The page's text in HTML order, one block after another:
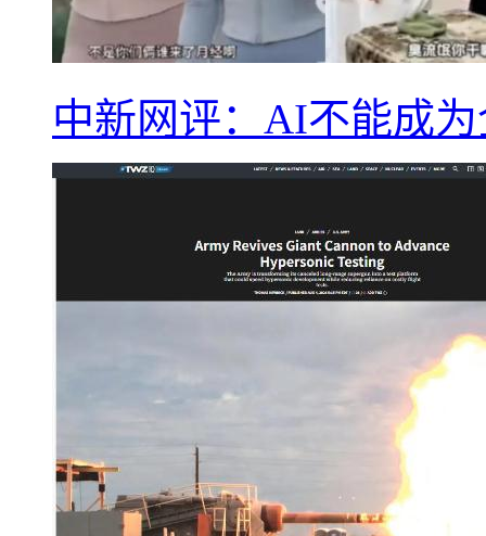
中新网评：AI不能成